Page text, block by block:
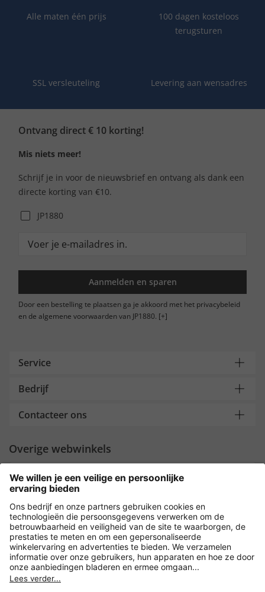
Alle maten één prijs
100 dagen kosteloos
terugsturen
SSL versleuteling Levering aan wensadres
Ontvang direct € 10 korting!
Mis niets meer!
Schrijf je in voor de nieuwsbrief en ontvang als dank een
directe korting van €10.
JP1880
Aanmelden en sparen
Door een bestelling te plaatsen ga je akkoord met het privacybeleid
en de algemene voorwaarden van JP1880. [+]
Service
Bedrijf
Contacteer ons
Overige webwinkels
Nederland
Payment and Delivery
Versleuteling met